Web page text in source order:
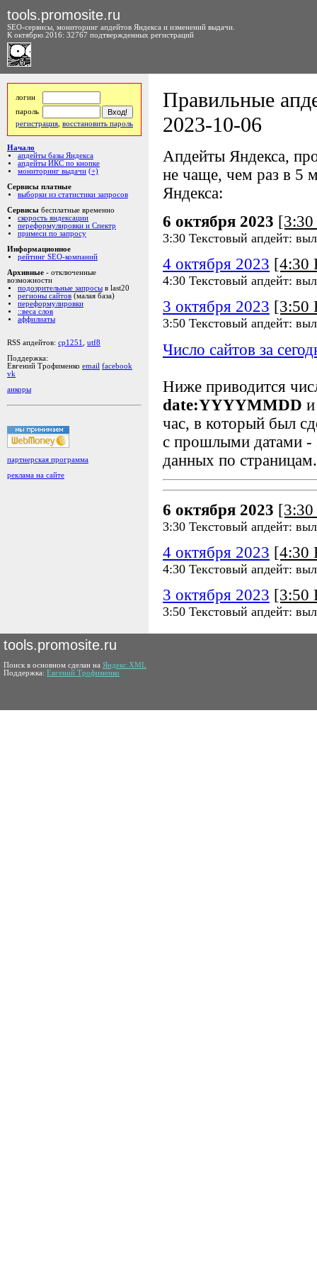
tools.promosite.ru
SEO-сервисы, мониторинг апдейтов Яндекса и изменений выдачи.
К октябрю 2016: 32767 подтвержденных регистраций
логин
пароль
регистрация восстановить пароль
Начало
апдейты базы Яндекса
апдейты ИКС по кнопке
мониторинг выдачи (+)
Сервисы платные
выборки из статистики запросов
Сервисы бесплатные временно
скорость яндексации
переформулировки и Спектр
примеси по запросу
Информационное
рейтинг SEO-компаний
Архивные - отключенные
возможности
подозрительные запросы в last20
регионы сайтов (малая база)
переформулировки
::веса слов
аффилиаты
RSS апдейтов: cp1251
utf8
Поддержка:
Евгений Трофименко email facebook
vk
анкоры
партнерская программа
реклама на сайте
Правильные
2023-10-06
Апдейты Яндекса,
не чаще, чем раз в 5
Яндекса:
6 октября 2023
3:30 Текстовый апдейт:
4 октября 2023 [4:30
4:30 Текстовый апдейт:
3 октября 2023 [3:50
3:50 Текстовый апдейт:
Число сайтов за
Ниже приводится
date:YYYYMMDD
час, в который был
с прошлыми датами -
данных по страницам.
6 октября 2023
3:30 Текстовый апдейт:
4 октября 2023 [4:30
4:30 Текстовый апдейт:
3 октября 2023 [3:50
3:50 Текстовый апдейт:
tools.promosite.ru
Поиск в основном сделан на Яндекс.XML
Поддержка: Евгений Трофименко